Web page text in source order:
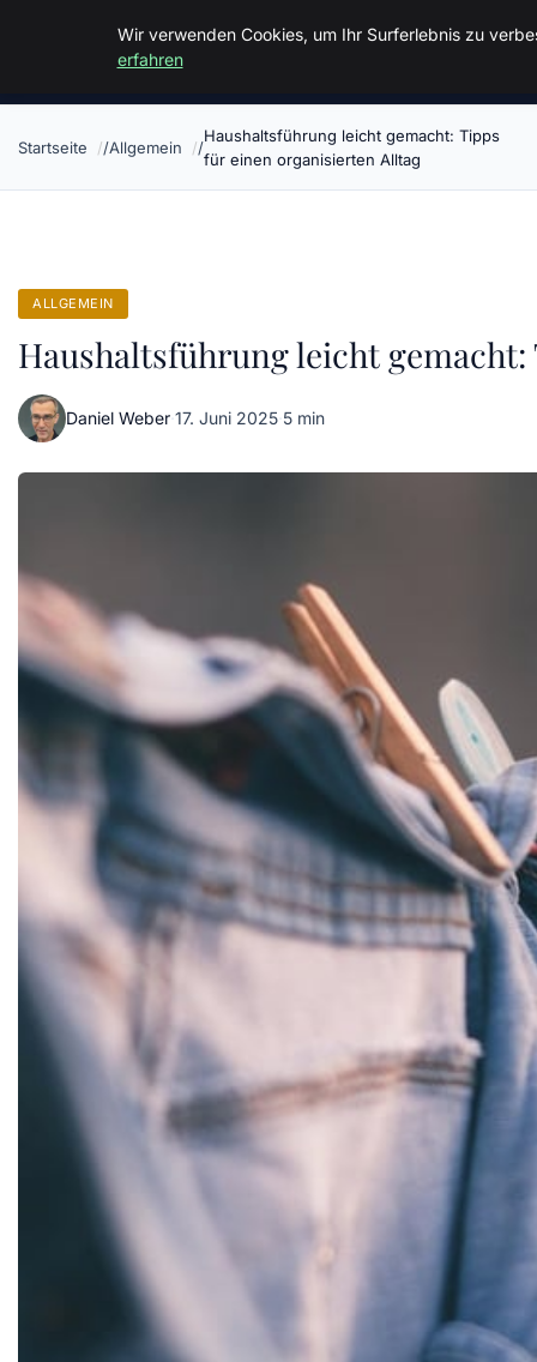
Malzminden
Startseite Allgemein
Haushaltsführung leicht gemacht: Tipps
für einen organisierten Alltag
ALLGEMEIN
Haushaltsführung leicht
Daniel Weber·17. Juni 2025·5 min
Wir verwenden Cookies, um Ihr Surferlebnis zu
erfahren